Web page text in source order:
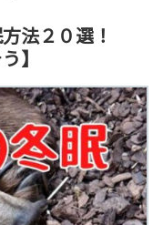
法２０選！
】